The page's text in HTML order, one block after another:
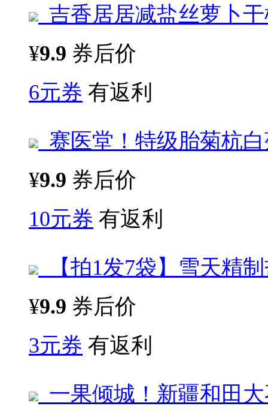
吉香居居减盐丝萝卜
¥9.9 券后价
6元券 有返利
赛医堂！特级胎菊杭
¥9.9 券后价
10元券 有返利
【拍1发7袋】雪天精
¥9.9 券后价
3元券 有返利
一果倾城！新疆和田大